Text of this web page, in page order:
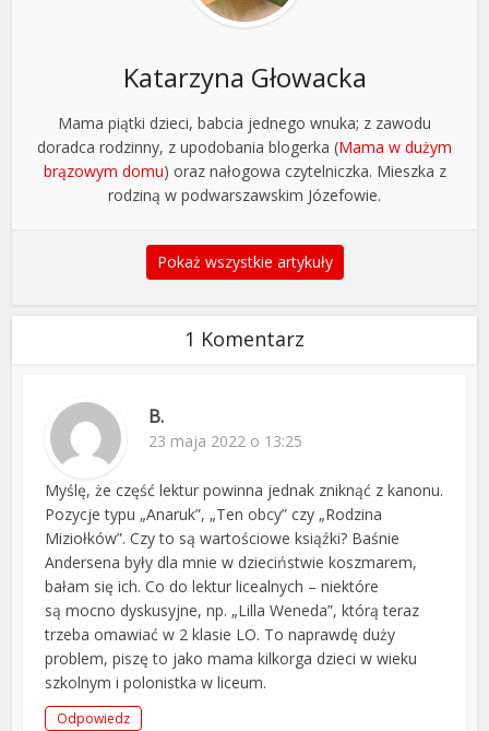
Katarzyna Głowacka
Mama piątki dzieci, babcia jednego wnuka; z zawodu
doradca rodzinny, z upodobania blogerka (Mama w dużym
brązowym domu) oraz nałogowa czytelniczka. Mieszka z
rodziną w podwarszawskim Józefowie.
Pokaż wszystkie artykuły
1 Komentarz
B.
23 maja 2022 o 13:25
Myślę, że część lektur powinna jednak zniknąć z kanonu.
Pozycje typu „Anaruk”, „Ten obcy” czy „Rodzina
Miziołków”. Czy to są wartościowe ksiąźki? Baśnie
Andersena były dla mnie w dzieciństwie koszmarem,
bałam się ich. Co do lektur licealnych – niektóre
są mocno dyskusyjne, np. „Lilla Weneda”, którą teraz
trzeba omawiać w 2 klasie LO. To naprawdę duży
problem, piszę to jako mama kilkorga dzieci w wieku
szkolnym i polonistka w liceum.
Odpowiedz